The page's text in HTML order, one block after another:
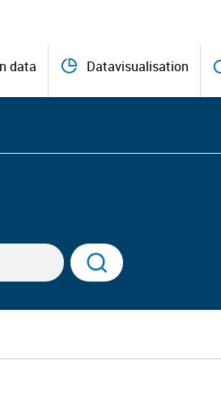
data Datavisualisation